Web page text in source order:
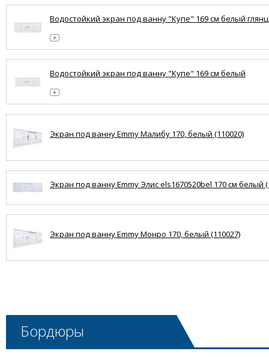
Водостойкий экран под ванну "Купе" 169 см белый
Водостойкий экран под ванну "Купе" 169 см белый
Экран под ванну Emmy Малибу 170, белый (110020)
Экран под ванну Emmy Элис els1670520bel 170 см белый
Экран под ванну Emmy Монро 170, белый (110027)
Бордюры